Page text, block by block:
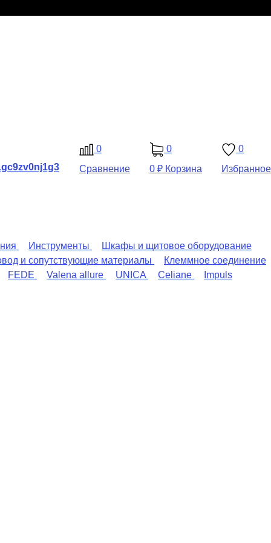
0
Сравнение
0
0 ₽ Корзина
0
Избранное
Инструменты
Шкафы и щитовое оборудование
и сопутствующие материалы
Клеммное соединение
FEDE Valena allure UNICA Celiane
Impuls